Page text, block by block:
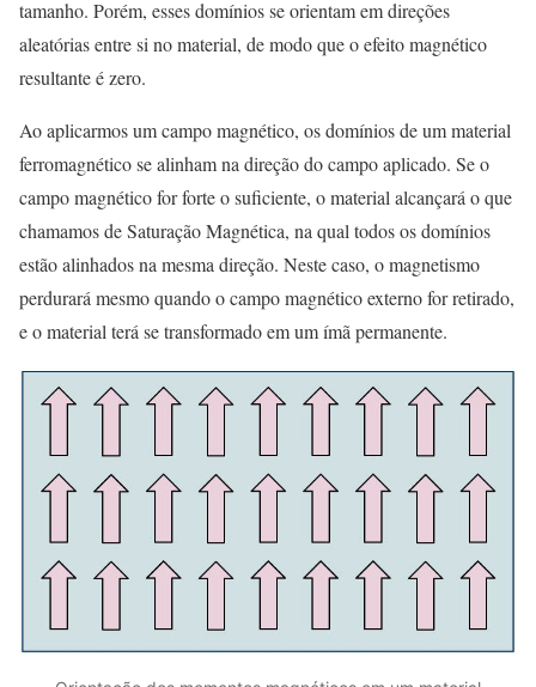
tamanho. Porém, esses domínios se orientam em direções
aleatórias entre si no material, de modo que o efeito magnético
resultante é zero.
Ao aplicarmos um campo magnético, os domínios de um material
ferromagnético se alinham na direção do campo aplicado. Se o
campo magnético for forte o suficiente, o material alcançará o que
chamamos de Saturação Magnética, na qual todos os domínios
estão alinhados na mesma direção. Neste caso, o magnetismo
perdurará mesmo quando o campo magnético externo for retirado,
e o material terá se transformado em um ímã permanente.